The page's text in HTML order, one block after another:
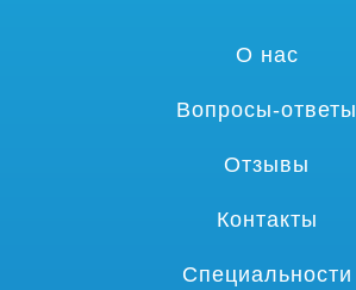
О нас
Вопросы-ответы
Отзывы
Контакты
Специальности